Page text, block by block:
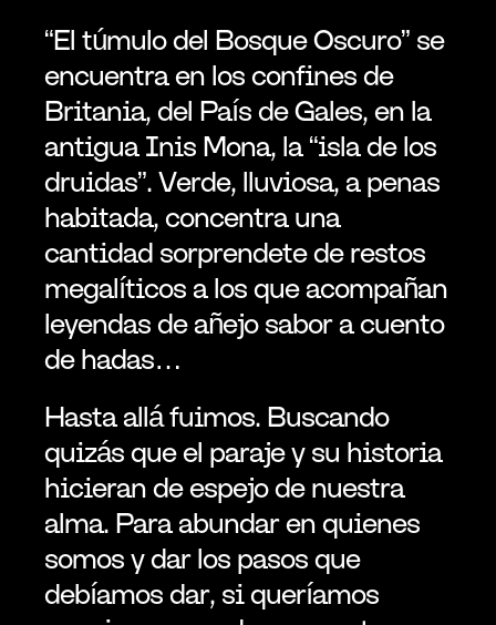
“El túmulo del Bosque Oscuro” se
encuentra en los confines de
Britania, del País de Gales, en la
antigua Inis Mona, la “isla de los
druidas”. Verde, lluviosa, a penas
habitada, concentra una
cantidad sorprendete de restos
megalíticos a los que acompañan
leyendas de añejo sabor a cuento
de hadas…
Hasta allá fuimos. Buscando
quizás que el paraje y su historia
hicieran de espejo de nuestra
alma. Para abundar en quienes
somos y dar los pasos que
debíamos dar, si queríamos